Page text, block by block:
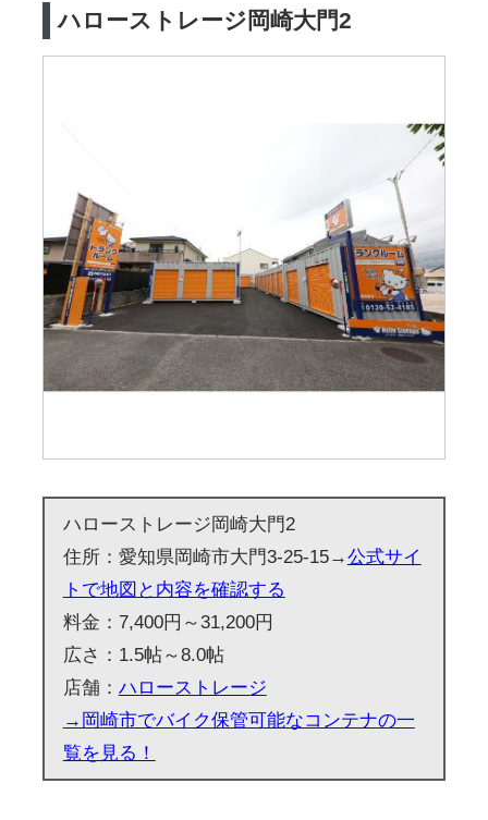
ハローストレージ岡崎大門2
ハローストレージ岡崎大門2
住所：愛知県岡崎市大門3-25-15→公式サイ
トで地図と内容を確認する
料金：7,400円～31,200円
広さ：1.5帖～8.0帖
店舗： ハローストレージ
→岡崎市でバイク保管可能なコンテナの一
覧を見る！